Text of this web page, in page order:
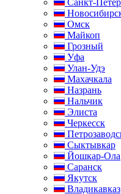
Санкт-
Омск
Майкоп
Грозный
Уфа
Улан-Удэ
Махачкала
Назрань
Нальчик
Элиста
Черкесск
Сыктывкар
Йошкар-Ола
Саранск
Якутск
Владикавказ